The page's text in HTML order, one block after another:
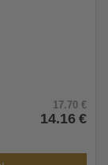
17.70 €
14.16 €